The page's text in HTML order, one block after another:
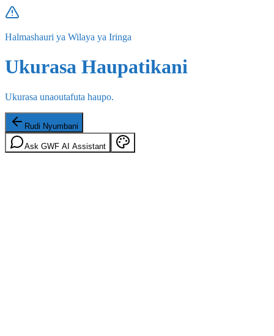
Halmashauri ya Wilaya ya Iringa
Ukurasa Haupatikani
Ukurasa unaoutafuta haupo.
Rudi Nyumbani
Ask GWF AI Assistant